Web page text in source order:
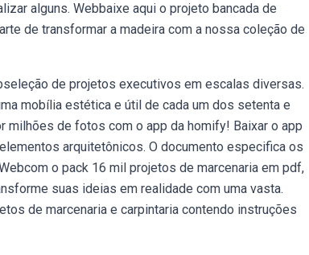
alguns. Webbaixe aqui o projeto bancada de
de transformar a madeira com a nossa coleção de
de projetos executivos em escalas diversas.
mobília estética e útil de cada um dos setenta e
de fotos com o app da homify! Baixar o app
arquitetônicos. O documento especifica os
o pack 16 mil projetos de marcenaria em pdf,
suas ideias em realidade com uma vasta.
de marcenaria e carpintaria contendo instruções